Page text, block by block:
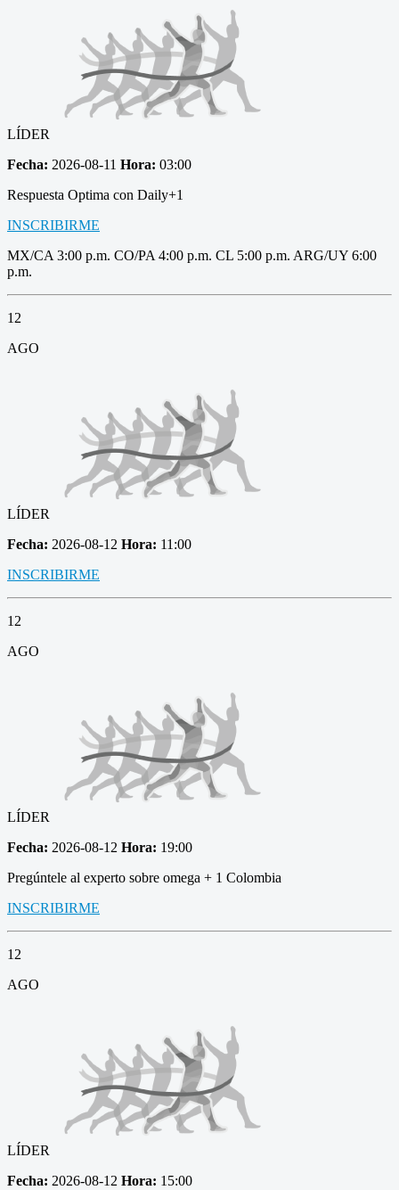
LÍDER
Fecha: 2026-08-11 Hora: 03:00
Respuesta Optima con Daily+1
INSCRIBIRME
MX/CA 3:00 p.m. CO/PA 4:00 p.m. CL 5:00 p.m. ARG/UY 6:00
p.m.
12
AGO
LÍDER
Fecha: 2026-08-12 Hora: 11:00
INSCRIBIRME
12
AGO
LÍDER
Fecha: 2026-08-12 Hora: 19:00
Pregúntele al experto sobre omega + 1 Colombia
INSCRIBIRME
12
AGO
LÍDER
Fecha: 2026-08-12 Hora: 15:00